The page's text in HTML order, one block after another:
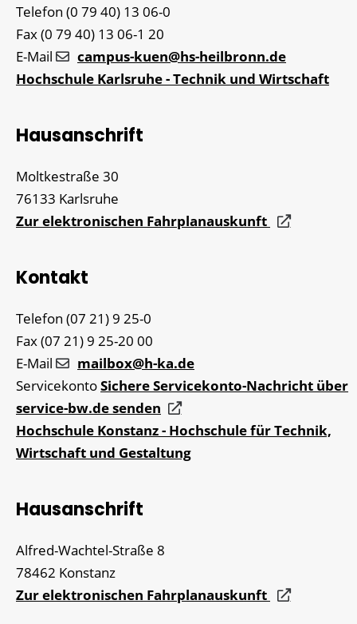
Telefon (0 79 40) 13 06-0
Fax(0 79 40) 13 06-1 20
E-Mail
campus-kuen@hs-heilbronn.de
Hochschule Karlsruhe - Technik und Wirtschaft
Hausanschrift
Moltkestraße 30
76133 Karlsruhe
Zur elektronischen Fahrplanauskunft
Kontakt
Telefon (07 21) 9 25-0
Fax(07 21) 9 25-20 00
E-Mail
mailbox@h-ka.de
ServicekontoSichere Servicekonto-Nachricht über
service-bw.de senden
Hochschule Konstanz - Hochschule für Technik,
Wirtschaft und Gestaltung
Hausanschrift
Alfred-Wachtel-Straße 8
78462 Konstanz
Zur elektronischen Fahrplanauskunft